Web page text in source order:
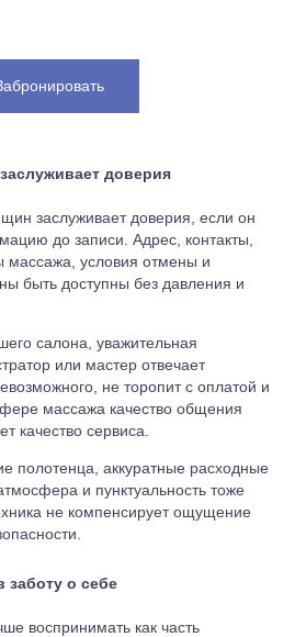
доверия
заслуживает доверия, если он
до записи. Адрес, контакты,
массажа, условия отмены и
быть доступны без давления и
салона, уважительная
или мастер отвечает
не торопит с оплатой и
массажа качество общения
качество сервиса.
полотенца, аккуратные расходные
и пунктуальность тоже
не компенсирует ощущение
заботу о себе
воспринимать как часть